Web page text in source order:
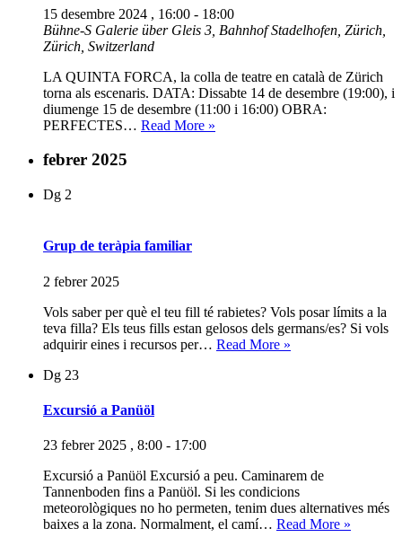
Forca
15 desembre 2024 , 16:00 - 18:00
Bühne-S Galerie über Gleis 3, Bahnhof Stadelhofen, Zürich,
Zürich, Switzerland
LA QUINTA FORCA, la colla de teatre en català de Zürich
torna als escenaris. DATA: Dissabte 14 de desembre (19:00), i
diumenge 15 de desembre (11:00 i 16:00) OBRA:
PERFECTES… Read More »
febrer 2025
Dg 2
Grup de teràpia familiar
2 febrer 2025
Vols saber per què el teu fill té rabietes? Vols posar límits a la
teva filla? Els teus fills estan gelosos dels germans/es? Si vols
adquirir eines i recursos per… Read More »
Dg 23
Excursió a Panüöl
23 febrer 2025 , 8:00 - 17:00
Excursió a Panüöl Excursió a peu. Caminarem de
Tannenboden fins a Panüöl. Si les condicions
meteorològiques no ho permeten, tenim dues alternatives més
baixes a la zona. Normalment, el camí… Read More »